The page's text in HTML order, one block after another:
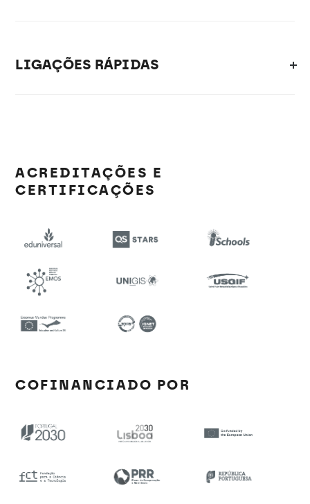
LIGAÇÕES RÁPIDAS
ACREDITAÇÕES E
CERTIFICAÇÕES
COFINANCIADO POR